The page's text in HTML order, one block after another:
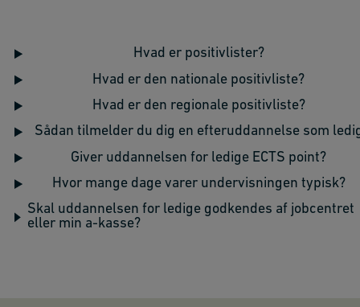
Hvad er positivlister?
Hvad er den nationale positivliste?
Hvad er den regionale positivliste?
Sådan tilmelder du dig en efteruddannelse som
Giver uddannelsen for ledige ECTS point?
Hvor mange dage varer undervisningen typisk?
Skal uddannelsen for ledige godkendes af jobcentret
eller min a-kasse?